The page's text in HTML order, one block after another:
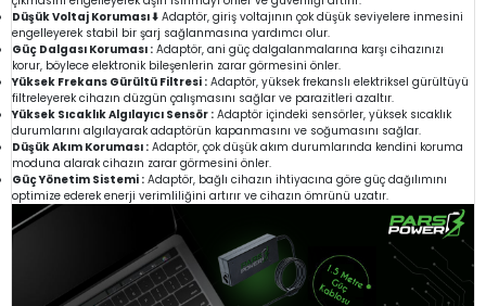
Düşük Voltaj Koruması ⬇️ Adaptör, giriş voltajının çok düşük seviyelere inmesini
engelleyerek stabil bir şarj sağlanmasına yardımcı olur.
Güç Dalgası Koruması : Adaptör, ani güç dalgalanmalarına karşı cihazınızı
korur, böylece elektronik bileşenlerin zarar görmesini önler.
Yüksek Frekans Gürültü Filtresi : Adaptör, yüksek frekanslı elektriksel gürültüyü
filtreleyerek cihazın düzgün çalışmasını sağlar ve parazitleri azaltır.
Yüksek Sıcaklık Algılayıcı Sensör : Adaptör içindeki sensörler, yüksek sıcaklık
durumlarını algılayarak adaptörün kapanmasını ve soğumasını sağlar.
Düşük Akım Koruması : Adaptör, çok düşük akım durumlarında kendini koruma
moduna alarak cihazın zarar görmesini önler.
Güç Yönetim Sistemi : Adaptör, bağlı cihazın ihtiyacına göre güç dağılımını
optimize ederek enerji verimliliğini artırır ve cihazın ömrünü uzatır.